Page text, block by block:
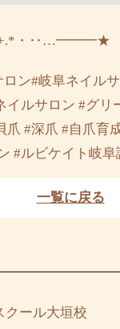
・‥…━━━★
ン#岐阜ネイル
イルサロン #グリ
爪 #深爪 #自爪育
#ルビケイト岐阜
一覧に戻る
クール大垣校